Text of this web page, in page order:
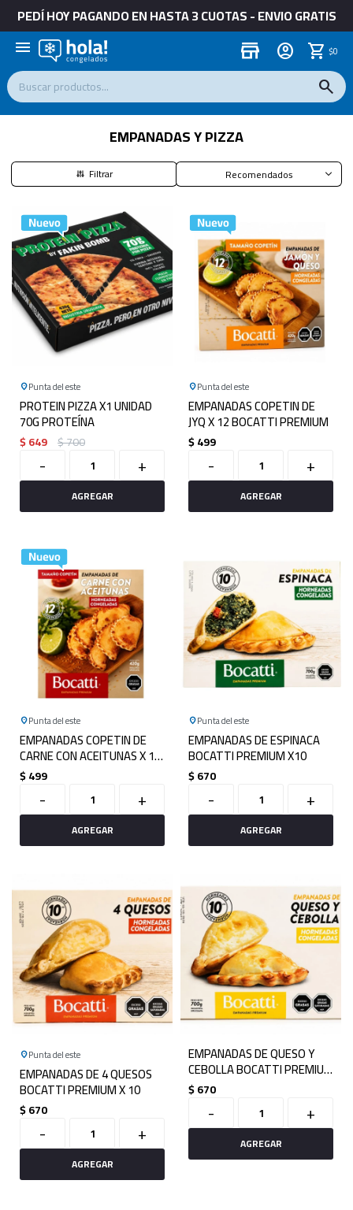
PEDÍ HOY PAGANDO EN HASTA 3 CUOTAS - ENVIO GRATIS
menu store $0
EMPANADAS Y PIZZA
Recomendados
Punta del este
PROTEIN PIZZA X1 UNIDAD
70G PROTEÍNA
$649 $700
- +
Punta del este
EMPANADAS COPETIN DE
JYQ X 12 BOCATTI PREMIUM
$499
- +
Punta del este
EMPANADAS COPETIN DE
CARNE CON ACEITUNAS X 12
BOCATTI PREMIUM
$499
- +
Punta del este
EMPANADAS DE ESPINACA
BOCATTI PREMIUM X10
$670
- +
Punta del este
EMPANADAS DE 4 QUESOS
BOCATTI PREMIUM X 10
$670
- +
EMPANADAS DE QUESO Y
CEBOLLA BOCATTI PREMIUM
X 10
$670
- +